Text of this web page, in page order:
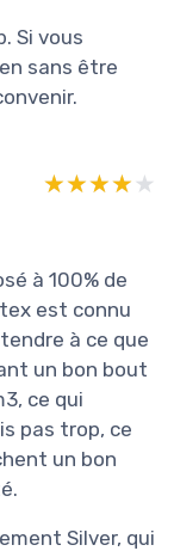
Si vous
sans être
★★★★★
★★★★★
à 100% de
est connu
à ce que
un bon bout
ce qui
pas trop, ce
un bon
Silver, qui